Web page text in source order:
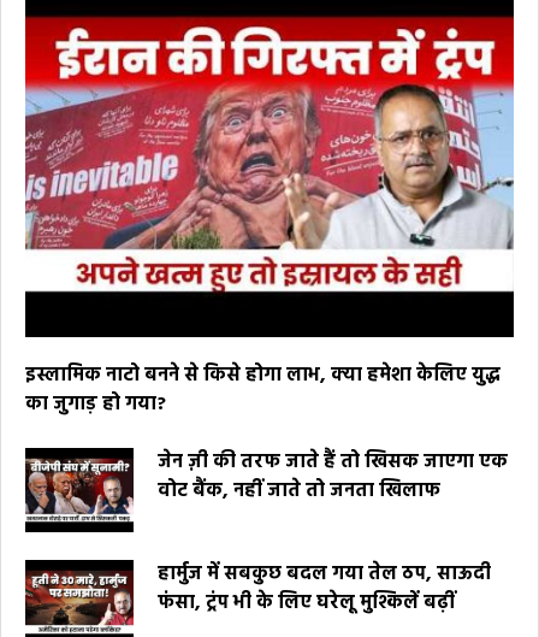
इस्लामिक नाटो बनने से किसे होगा लाभ, क्या हमेशा केलिए युद्ध
का जुगाड़ हो गया?
जेन ज़ी की तरफ जाते हैं तो खिसक जाएगा एक
वोट बैंक, नहीं जाते तो जनता खिलाफ
हार्मुज में सबकुछ बदल गया तेल ठप, साऊदी
फंसा, ट्रंप भी के लिए घरेलू मुश्किलें बढ़ीं